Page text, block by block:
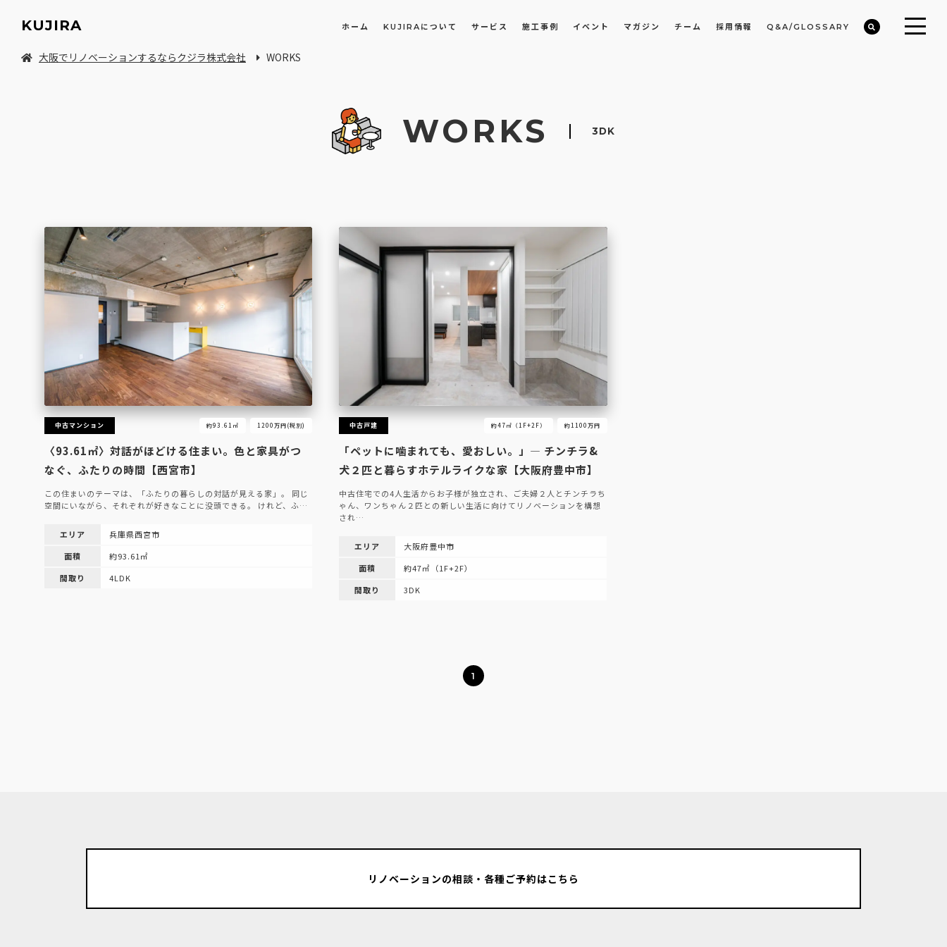
KUJIRA ホーム KUJIRAについて サービス 施工事例 イベント マガジン チーム 採用情報 Q&A/GLOSSARY
大阪でリノベーションするならクジラ株式会社 WORKS
WORKS 3DK
中古マンション 約93.61㎡ 1200万円(税別)
〈93.61㎡〉対話がほどける住まい。色と家具がつ
なぐ、ふたりの時間【西宮市】
この住まいのテーマは、「ふたりの暮らしの対話が見える家」。 同じ
空間にいながら、それぞれが好きなことに没頭できる。 けれど、ふ…
エリア
兵庫県西宮市
面積
約93.61㎡
間取り
4LDK
中古戸建 約47㎡（1F+2F） 約1100万円
「ペットに噛まれても、愛おしい。」— チンチラ&
犬２匹と暮らすホテルライクな家【大阪府豊中市】
中古住宅での4人生活からお子様が独立され、ご夫婦２人とチンチラち
ゃん、ワンちゃん２匹との新しい生活に向けてリノベーションを構想
され…
エリア
大阪府豊中市
面積
約47㎡（1F+2F）
間取り
3DK
1
リノベーションの相談・各種ご予約はこちら